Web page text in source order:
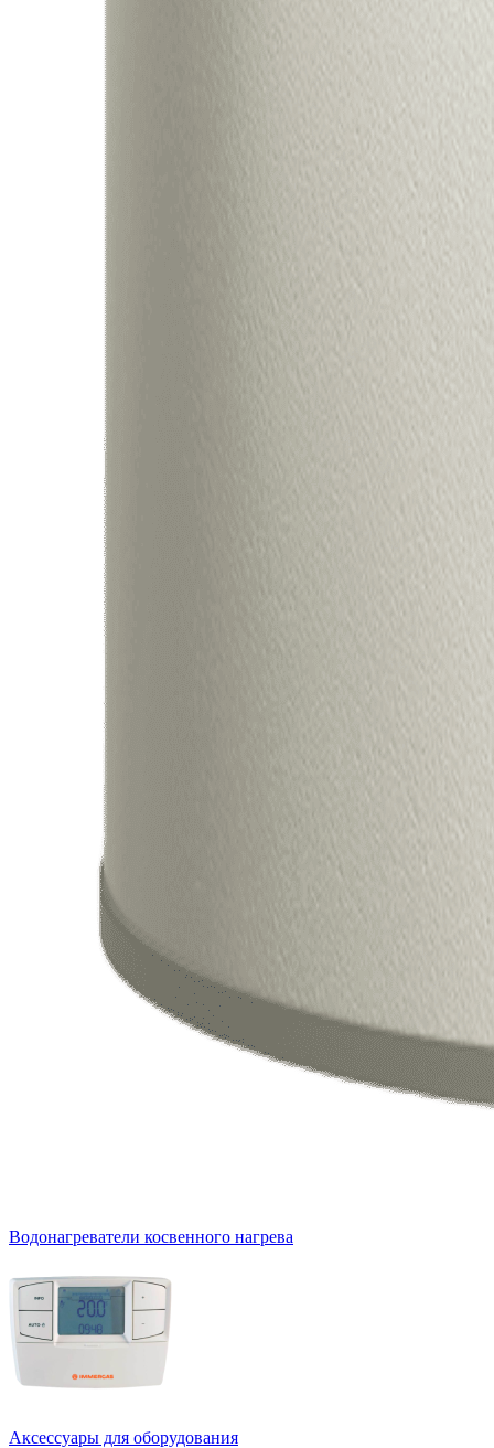
Водонагреватели косвенного нагрева
Аксессуары для оборудования